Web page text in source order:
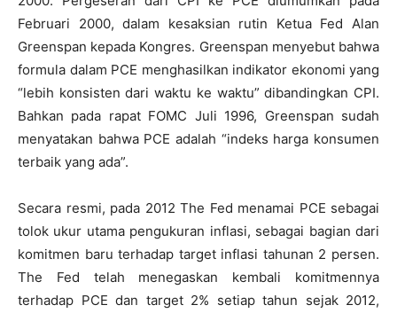
Februari 2000, dalam kesaksian rutin Ketua Fed Alan
Greenspan kepada Kongres. Greenspan menyebut bahwa
formula dalam PCE menghasilkan indikator ekonomi yang
“lebih konsisten dari waktu ke waktu” dibandingkan CPI.
Bahkan pada rapat FOMC Juli 1996, Greenspan sudah
menyatakan bahwa PCE adalah “indeks harga konsumen
terbaik yang ada”.
Secara resmi, pada 2012 The Fed menamai PCE sebagai
tolok ukur utama pengukuran inflasi, sebagai bagian dari
komitmen baru terhadap target inflasi tahunan 2 persen.
The Fed telah menegaskan kembali komitmennya
terhadap PCE dan target 2% setiap tahun sejak 2012,